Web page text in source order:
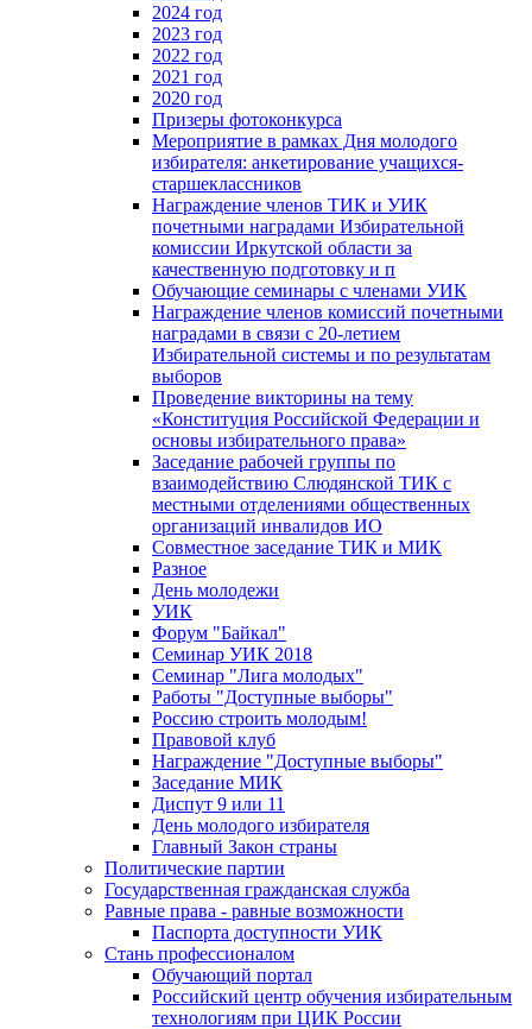
2024 год
2023 год
2022 год
2021 год
2020 год
Призеры фотоконкурса
Мероприятие в рамках Дня молодого
избирателя: анкетирование учащихся-
старшеклассников
Награждение членов ТИК и УИК
почетными наградами Избирательной
комиссии Иркутской области за
качественную подготовку и п
Обучающие семинары с членами УИК
Награждение членов комиссий почетными
наградами в связи с 20-летием
Избирательной системы и по результатам
выборов
Проведение викторины на тему
«Конституция Российской Федерации и
основы избирательного права»
Заседание рабочей группы по
взаимодействию Слюдянской ТИК с
местными отделениями общественных
организаций инвалидов ИО
Совместное заседание ТИК и МИК
Разное
День молодежи
УИК
Форум "Байкал"
Семинар УИК 2018
Семинар "Лига молодых"
Работы "Доступные выборы"
Россию строить молодым!
Правовой клуб
Награждение "Доступные выборы"
Заседание МИК
Диспут 9 или 11
День молодого избирателя
Главный Закон страны
Политические партии
Государственная гражданская служба
Равные права - равные возможности
Паспорта доступности УИК
Стань профессионалом
Обучающий портал
Российский центр обучения избирательным
технологиям при ЦИК России